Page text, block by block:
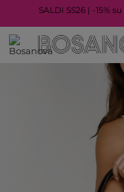
SALDI SS26 | -15%